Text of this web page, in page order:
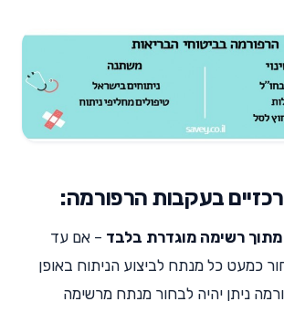
בעקבות הרפורמה:
– אם עד
כמעט כל מנתח לביצוע הניתוח באופן
ניתן יהיה לבחור מנתח מרשימה